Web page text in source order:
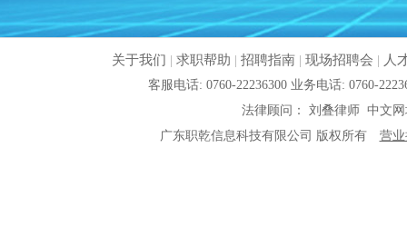
关于我们 | 求职帮助 | 招聘指南| 现场招聘会 | 人
客服电话: 0760-22236300 业务电话: 0760-
法律顾问： 刘叠律师 中文
广东职乾信息科技有限公司 版权所有
营